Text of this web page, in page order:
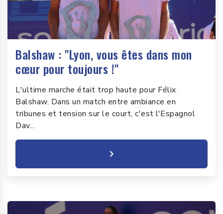
Balshaw : "Lyon, vous êtes dans mon
cœur pour toujours !"
L'ultime marche était trop haute pour Félix
Balshaw. Dans un match entre ambiance en
tribunes et tension sur le court, c'est l'Espagnol
Dav...